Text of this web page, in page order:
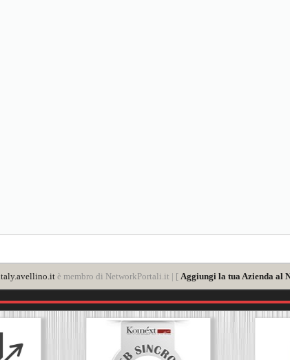
è membro di NetworkPortali.it | [ Aggiungi la tua Azienda al